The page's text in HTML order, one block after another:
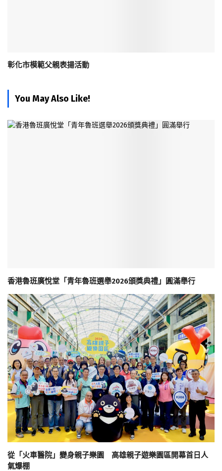
彰化市模範父親表揚活動
You May Also Like!
香港魯班廣悅堂「青年魯班選舉2026頒獎典禮」圓滿舉行
從「火車醫院」變身親子樂園 高雄親子遊樂園區開幕首日人
氣爆棚